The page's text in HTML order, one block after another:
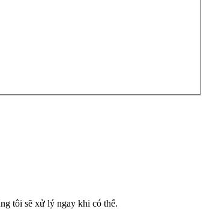
tôi sẽ xử lý ngay khi có thể.